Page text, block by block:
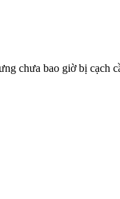
chưa bao giờ bị cạch